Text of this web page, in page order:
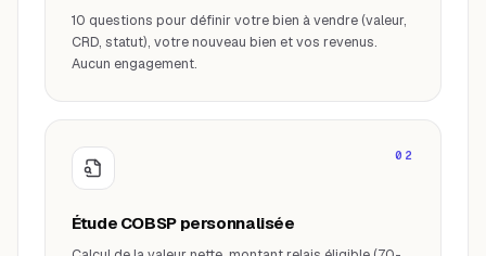
10 questions pour définir votre bien à vendre (valeur,
CRD, statut), votre nouveau bien et vos revenus.
Aucun engagement.
02
Étude COBSP personnalisée